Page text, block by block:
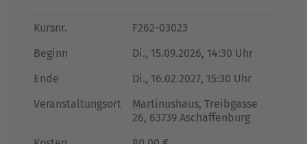
Kursnr.
F262-03023
Beginn
Di., 15.09.2026, 14:30 Uhr
Ende
Di., 16.02.2027, 15:30 Uhr
Veranstaltungsort
Martinushaus, Treibgasse
26, 63739 Aschaffenburg